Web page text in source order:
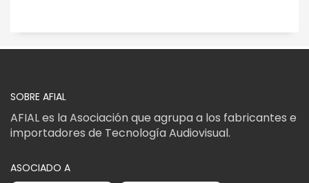
SOBRE AFIAL
AFIAL es la Asociación que agrupa a los fabricantes e
importadores de Tecnología Audiovisual.
ASOCIADO A